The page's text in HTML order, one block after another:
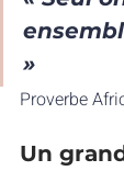
»
Proverbe
Un